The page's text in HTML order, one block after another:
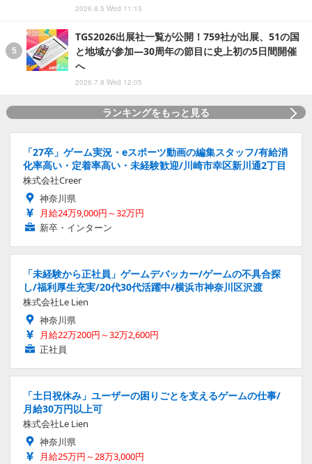
2026.8.5 Wed 11:15
TGS2026出展社一覧が公開！759社が出展、51の国
と地域が参加―30周年の節目に史上初の5日間開催
へ
2026.7.8 Wed 12:05
ランキングをもっと見る
「27卒」ゲーム実況・eスポーツ動画の編集スタッフ/有給消
化率高い・定着率高い・未経験歓迎/川崎市幸区新川通2丁目
株式会社Creer
神奈川県
月給24万9,000円～32万円
新卒・インターン
「未経験から正社員」ゲームデバッカー/ゲームの不具合探
し/福利厚生充実/20代30代活躍中/横浜市神奈川区沢渡
株式会社Le Lien
神奈川県
月給22万200円～32万2,600円
正社員
「土日祝休み」ユーザーの困りごとを支えるゲームの仕事/
月給30万円以上可
株式会社Le Lien
神奈川県
月給25万円～28万3,000円